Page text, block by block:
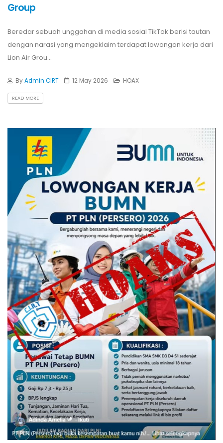
Group
Beredar sebuah unggahan di media sosial TikTok berisi tautan
dengan narasi yang mengeklaim terdapat lowongan kerja dari
Lion Air Grou...
ByAdmin CIRT 12 May 2026 HOAX
READ MORE